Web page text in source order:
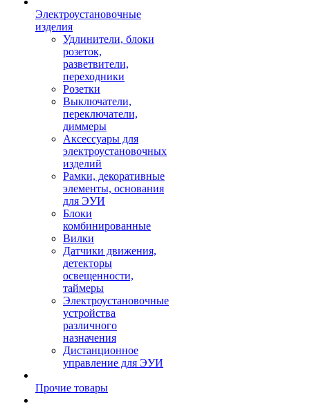
Электроустановочные
изделия
Удлинители, блоки
розеток,
разветвители,
переходники
Розетки
Выключатели,
переключатели,
диммеры
Аксессуары для
электроустановочных
изделий
Рамки, декоративные
элементы, основания
для ЭУИ
Блоки
комбинированные
Вилки
Датчики движения,
детекторы
освещенности,
таймеры
Электроустановочные
устройства
различного
назначения
Дистанционное
управление для ЭУИ
Прочие товары